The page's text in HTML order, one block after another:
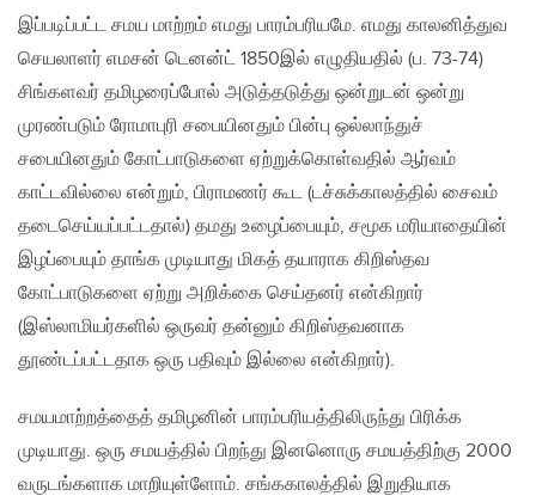
இப்படிப்பட்ட சமய மாற்றம் எமது பாரம்பரியமே. எமது காலனித்துவ
செயலாளர் எமசன் டெனன்ட் 1850இல் எழுதியதில் (ப. 73-74)
சிங்களவர் தமிழரைப்போல் அடுத்தடுத்து ஒன்றுடன் ஒன்று
முரண்படும் ரோமாபுரி சபையினதும் பின்பு ஒல்லாந்துச்
சபையினதும் கோட்பாடுகளை ஏற்றுக்கொள்வதில் ஆர்வம்
காட்டவில்லை என்றும், பிராமணர் கூட (டச்சுக்காலத்தில் சைவம்
தடைசெய்யப்பட்டதால்) தமது உழைப்பையும், சமூக மரியாதையின்
இழப்பையும் தாங்க முடியாது மிகத் தயாராக கிறிஸ்தவ
கோட்பாடுகளை ஏற்று அறிக்கை செய்தனர் என்கிறார்
(இஸ்லாமியர்களில் ஒருவர் தன்னும் கிறிஸ்தவனாக
தூண்டப்பட்டதாக ஒரு பதிவும் இல்லை என்கிறார்).
சமயமாற்றத்தைத் தமிழனின் பாரம்பரியத்திலிருந்து பிரிக்க
முடியாது. ஒரு சமயத்தில் பிறந்து இனனொரு சமயத்திற்கு 2000
வருடங்களாக மாறியுள்ளோம். சங்ககாலத்தில் இறுதியாக